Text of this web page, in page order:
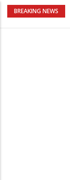
BREAKING NEWS